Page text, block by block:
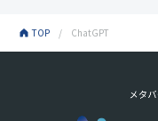
TOP ChatGPT